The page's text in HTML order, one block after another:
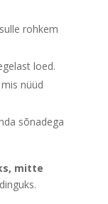
rohkem
loed.
nüüd
sõnadega
mitte